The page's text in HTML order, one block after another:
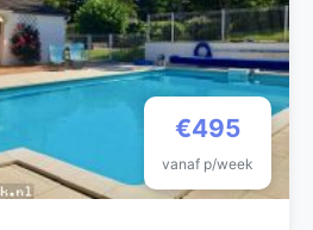
€495
vanaf p/week